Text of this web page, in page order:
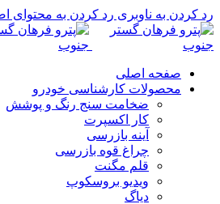
رد کردن به ناوبری رد کردن به محتوای
صفحه اصلی
محصولات کارشناسی خودرو
ضخامت سنج رنگ و پوشش
کار اکسپرت
آینه بازرسی
چراغ قوه بازرسی
قلم مگنت
ویدیو بروسکوپ
دیاگ